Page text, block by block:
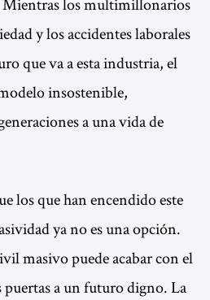
y los accidentes laborales
que va a esta industria, el
insostenible,
a una vida de
los que han encendido este
ya no es una opción.
masivo puede acabar con el
a un futuro digno. La